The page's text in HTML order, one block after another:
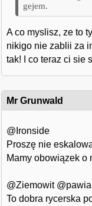
gejem.
A co myslisz, ze to
nikigo nie zablii za
tak! I co teraz ci sie
Mr Grunwald
@Ironside
Proszę nie
Mamy obowiązek o
@Ziemowit
To dobra rycerska